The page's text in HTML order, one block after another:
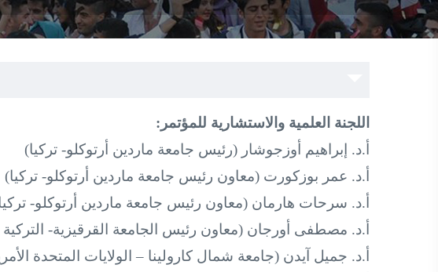
اللجنة العلمية والاستشارية للمؤتمر:
أ.د. إبراهيم أوزجوشار (رئيس جامعة ماردين أرتوكلو- تركيا)
أ.د. عمر بوزكورت (معاون رئيس جامعة ماردين أرتوكلو- تركيا)
أ.د. سرحات هارمان (معاون رئيس جامعة ماردين أرتوكلو-
أ.د. مصطفى أورجان (معاون رئيس الجامعة القرقيزية-
أ.د. جميل آيدن (جامعة شمال كارولينا – الولايات المتحدة